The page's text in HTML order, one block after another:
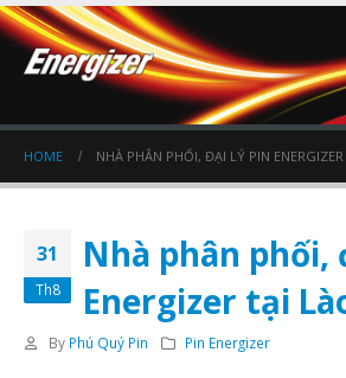
HOME NHÀ PHÂN PHỐI, ĐẠI LÝ PIN
31
Th8
Nhà phân phối,
Energizer tại
By Phú Quý Pin Pin Energizer